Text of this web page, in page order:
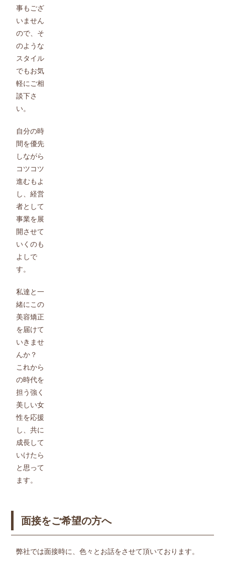
事もござ
いません
ので、そ
のような
スタイル
でもお気
軽にご相
談下さ
い。
自分の時
間を優先
しながら
コツコツ
進むもよ
し、経営
者として
事業を展
開させて
いくのも
よしで
す。
私達と一
緒にこの
美容矯正
を届けて
いきませ
んか？
これから
の時代を
担う強く
美しい女
性を応援
し、共に
成長して
いけたら
と思って
ます。
面接をご希望の方へ
弊社では面接時に、色々とお話をさせて頂いております。